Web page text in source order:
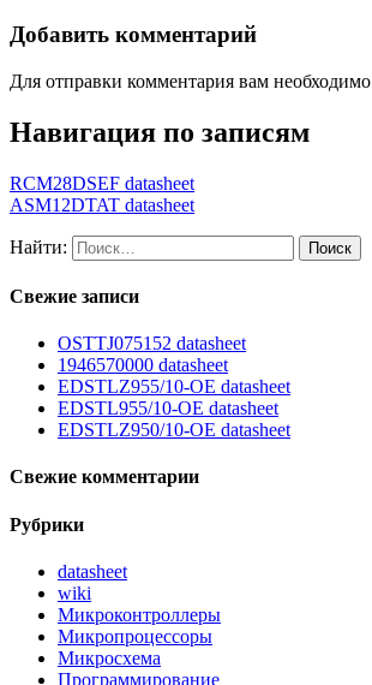
Добавить комментарий
Для отправки комментария вам необходимо
Навигация по записям
RCM28DSEF datasheet
ASM12DTAT datasheet
Найти:
Свежие записи
OSTTJ075152 datasheet
1946570000 datasheet
EDSTLZ955/10-OE datasheet
EDSTL955/10-OE datasheet
EDSTLZ950/10-OE datasheet
Свежие комментарии
Рубрики
datasheet
wiki
Микроконтроллеры
Микропроцессоры
Микросхема
Программирование